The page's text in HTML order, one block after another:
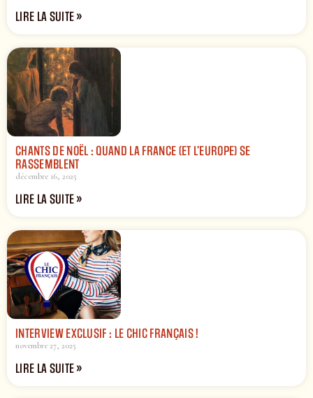
LIRE LA SUITE »
CHANTS DE NOËL : QUAND LA FRANCE (ET L’EUROPE) SE
RASSEMBLENT
décembre 16, 2025
LIRE LA SUITE »
INTERVIEW EXCLUSIF : LE CHIC FRANÇAIS !
novembre 27, 2025
LIRE LA SUITE »